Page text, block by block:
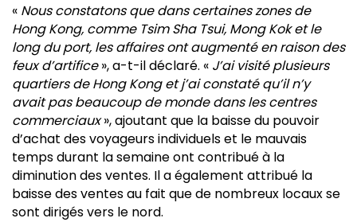
« Nous constatons que dans certaines zones de
Hong Kong, comme Tsim Sha Tsui, Mong Kok et le
long du port, les affaires ont augmenté en raison des
feux d’artifice», a-t-il déclaré. « J’ai visité plusieurs
quartiers de Hong Kong et j’ai constaté qu’il n’y
avait pas beaucoup de monde dans les centres
commerciaux», ajoutant que la baisse du pouvoir
d’achat des voyageurs individuels et le mauvais
temps durant la semaine ont contribué à la
diminution des ventes. Il a également attribué la
baisse des ventes au fait que de nombreux locaux se
sont dirigés vers le nord.